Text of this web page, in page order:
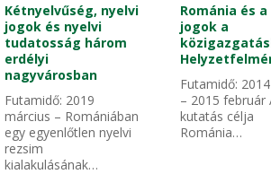
Kétnyelvűség, nyelvi
jogok és nyelvi
tudatosság három
erdélyi
nagyvárosban
Futamidő: 2019
március – Romániában
egy egyenlőtlen nyelvi
rezsim
kialakulásának…
Románia és
jogok a
Futamidő:
– 2015 február
kutatás célja
Románia…